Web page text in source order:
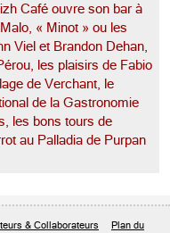
Café ouvre son bar à
« Minot » ou les
Viel et Brandon Dehan,
les plaisirs de Fabio
de Verchant, le
de la Gastronomie
les bons tours de
au Palladia de Purpan
& Collaborateurs Plan du